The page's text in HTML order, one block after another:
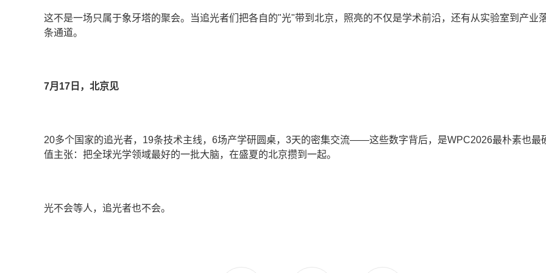
这不是一场只属于象牙塔的聚会。当追光者们把各自的"光"带到北京，照亮的不仅是学术前沿，还有从实验室到产业
条通道。
7月17日，北京见
20多个国家的追光者，19条技术主线，6场产学研圆桌，3天的密集交流——这些数字背后，是WPC2026最朴素也最
值主张：把全球光学领域最好的一批大脑，在盛夏的北京攒到一起。
光不会等人，追光者也不会。